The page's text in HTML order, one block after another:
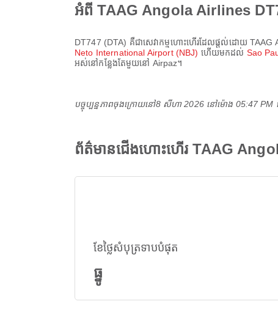
អំពី TAAG Angola Airlines
DT747 (DTA) គឺជាសេវាកម្មហោះហើរដែលផ្តល់ដោយ TAAG
Neto International Airport (NBJ) ហើយមកដល់ Sao
អស់នៅកន្លែងតែមួយនៅ Airpaz។
បច្ចុប្បន្នភាពចុងក្រោយនៅ8 សីហា 2026 នៅ​ម៉ោង 05:47
ព័ត៌មានជើងហោះហើរ TAAG
ខែថ្លៃសំបុត្រទាបបំផុត
ធ្នូ